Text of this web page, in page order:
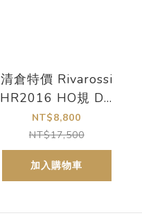
清倉特價 Rivarossi
HR2016 HO規 DB
4 unit 柴油車頭.4輛
NT$8,800
NT$17,500
加入購物車